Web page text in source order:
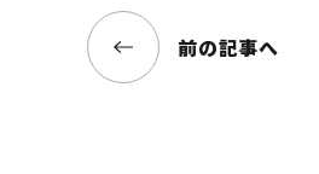
前の記事へ